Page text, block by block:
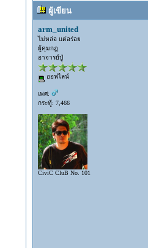
ผู้เขียน
arm_united
ไม่หล่อ แต่อร่อย
ผู้คุมกฎ
อาจารย์ปู่
ออฟไลน์
เพศ:
กระทู้: 7,466
CiviC CluB No. 101